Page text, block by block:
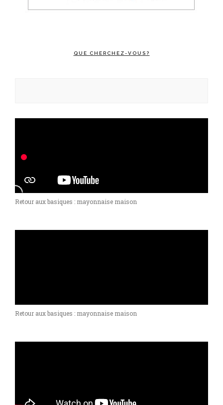
QUE CHERCHEZ-VOUS?
Retour aux basiques : mayonnaise maison
Retour aux basiques : mayonnaise maison